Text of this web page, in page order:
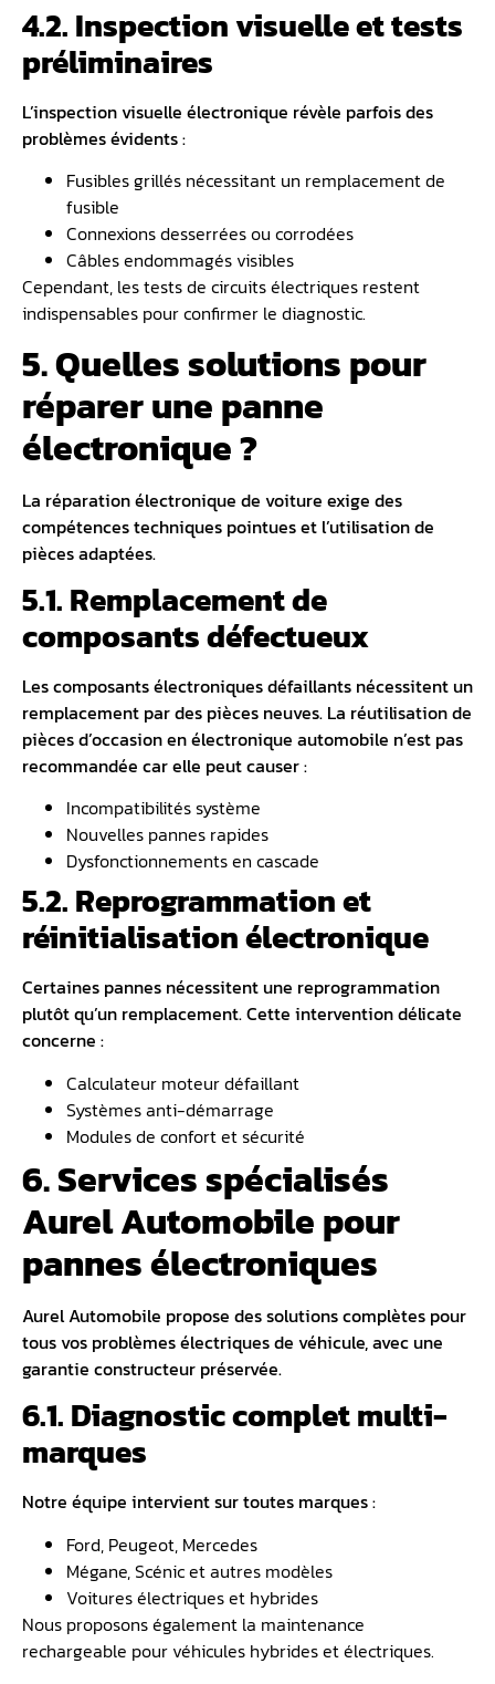
4.2. Inspection visuelle et tests
préliminaires
L’inspection visuelle électronique révèle parfois des
problèmes évidents :
Fusibles grillés nécessitant un remplacement de
fusible
Connexions desserrées ou corrodées
Câbles endommagés visibles
Cependant, les tests de circuits électriques restent
indispensables pour confirmer le diagnostic.
5. Quelles solutions pour
réparer une panne
électronique ?
La réparation électronique de voiture exige des
compétences techniques pointues et l’utilisation de
pièces adaptées.
5.1. Remplacement de
composants défectueux
Les composants électroniques défaillants nécessitent un
remplacement par des pièces neuves. La réutilisation de
pièces d’occasion en électronique automobile n’est pas
recommandée car elle peut causer :
Incompatibilités système
Nouvelles pannes rapides
Dysfonctionnements en cascade
5.2. Reprogrammation et
réinitialisation électronique
Certaines pannes nécessitent une reprogrammation
plutôt qu’un remplacement. Cette intervention délicate
concerne :
Calculateur moteur défaillant
Systèmes anti-démarrage
Modules de confort et sécurité
6. Services spécialisés
Aurel Automobile pour
pannes électroniques
Aurel Automobile propose des solutions complètes pour
tous vos problèmes électriques de véhicule, avec une
garantie constructeur préservée.
6.1. Diagnostic complet multi-
marques
Notre équipe intervient sur toutes marques :
Ford, Peugeot, Mercedes
Mégane, Scénic et autres modèles
Voitures électriques et hybrides
Nous proposons également la maintenance
rechargeable pour véhicules hybrides et électriques.